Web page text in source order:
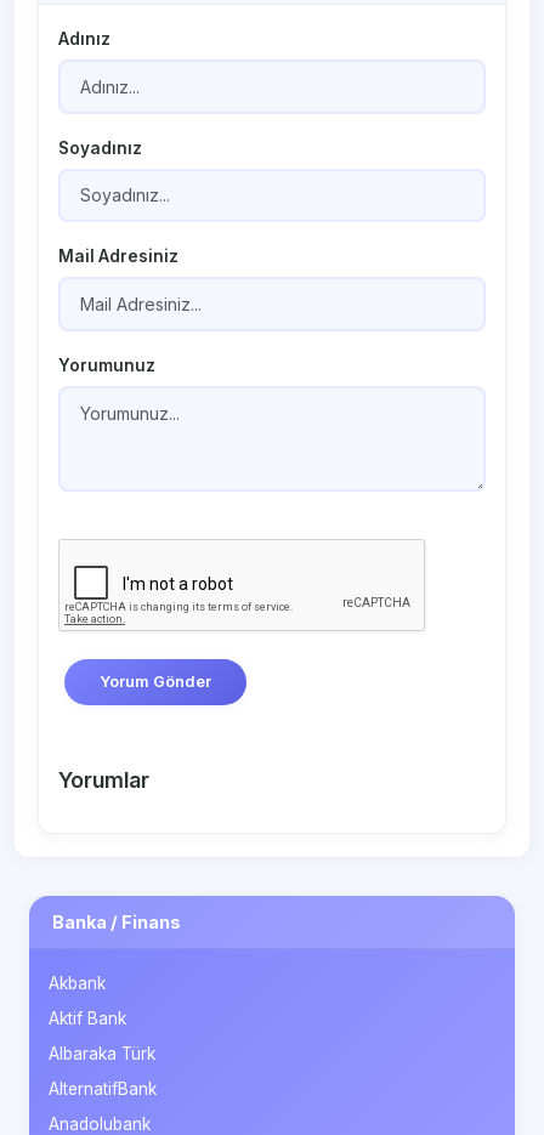
Adınız
Soyadınız
Mail Adresiniz
Yorumunuz
Yorum Gönder
Yorumlar
Banka / Finans
Akbank
Aktif Bank
Albaraka Türk
AlternatifBank
Anadolubank